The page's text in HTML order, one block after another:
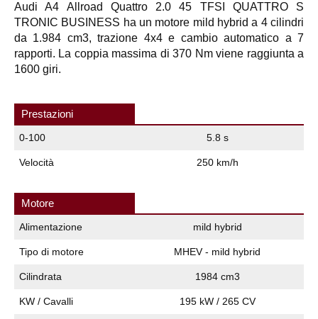
Audi A4 Allroad Quattro 2.0 45 TFSI QUATTRO S
TRONIC BUSINESS ha un motore mild hybrid a 4 cilindri
da 1.984 cm3, trazione 4x4 e cambio automatico a 7
rapporti. La coppia massima di 370 Nm viene raggiunta a
1600 giri.
Prestazioni
0-100 5.8 s
Velocità 250 km/h
Motore
Alimentazione mild hybrid
Tipo di motore MHEV - mild hybrid
Cilindrata 1984 cm3
KW / Cavalli 195 kW / 265 CV